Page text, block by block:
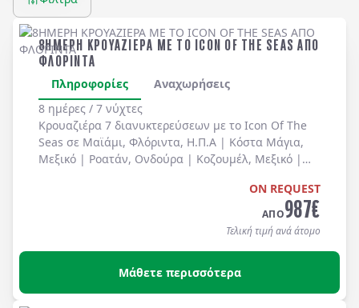
8ΗΜΕΡΗ ΚΡΟΥΑΖΙΕΡΑ ΜΕ ΤΟ ICON OF THE SEAS ΑΠΟ
ΦΛΟΡΙΝΤΑ
Πληροφορίες
Αναχωρήσεις
8 ημέρες / 7 νύχτες
Κρουαζιέρα 7 διανυκτερεύσεων με το Icon Of The
Seas σε Μαϊάμι, Φλόριντα, Η.Π.Α | Κόστα Μάγια,
Μεξικό | Ροατάν, Ονδούρα | Κοζουμέλ, Μεξικό |
διατροφή καθημερινά (πρωινό, μεσημεριανό,
δείπνο) στο πλοίο (για τα ειδικά / θεματικά
ON REQUEST
ΑΠΟ987€
Τελική τιμή ανά άτομο
Μάθετε περισσότερα